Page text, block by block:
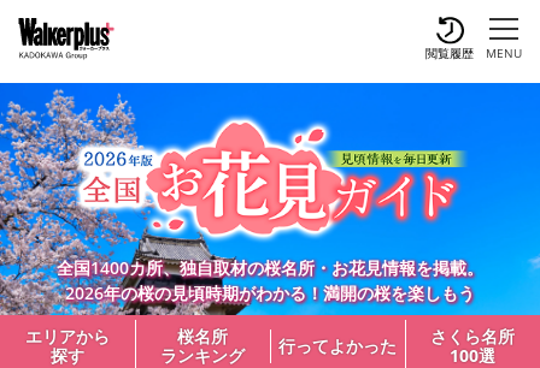
MENU
閲覧履歴
全国1400カ所、独自取材の桜名所・お花見情報を掲載。
2026年の桜の見頃時期がわかる！満開の桜を楽しもう
エリアから
探す
桜名所
ランキング
行ってよかった
さくら名所
100選